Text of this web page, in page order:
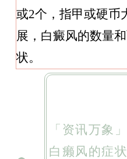
或2个，指甲或硬币
展，白癜风的数量
状。
「资讯万象
白癞风的症